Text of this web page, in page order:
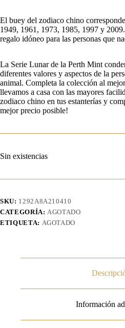
El buey del zodiaco chino
1949, 1961, 1973, 1985, 1997 y
regalo idóneo para las personas que
La Serie Lunar de la Perth Mint
diferentes valores y aspectos de la
animal. Completa la colección al
llevamos a casa con las mayores
zodiaco chino en tus estanterías y
mejor precio posible!
Sin existencias
SKU: 1292A8A210410
CATEGORÍA: AGOTADO
ETIQUETA: AGOTADO
Información